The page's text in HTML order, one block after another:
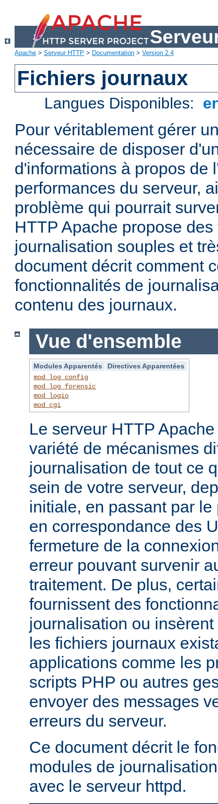
Apache > Serveur HTTP > Documentation > Version 2.4
Fichiers journaux
Langues Disponibles:
Pour véritablement gérer
nécessaire de disposer
d'informations à propos de
performances du serveur,
problème qui pourrait
HTTP Apache propose
journalisation souples et
document décrit comment
fonctionnalités de
contenu des journaux.
Vue d'ensemble
Modules Apparentés
Directives Apparentées
mod_log_config
mod_log_forensic
mod_logio
mod_cgi
Le serveur HTTP
variété de mécanismes
journalisation de tout ce
sein de votre serveur,
initiale, en passant par
en correspondance des
fermeture de la
erreur pouvant survenir
traitement. De plus,
fournissent des
journalisation ou
les fichiers journaux
applications comme les
scripts PHP ou autres
envoyer des messages
erreurs du serveur.
Ce document décrit le
modules de
avec le serveur httpd.